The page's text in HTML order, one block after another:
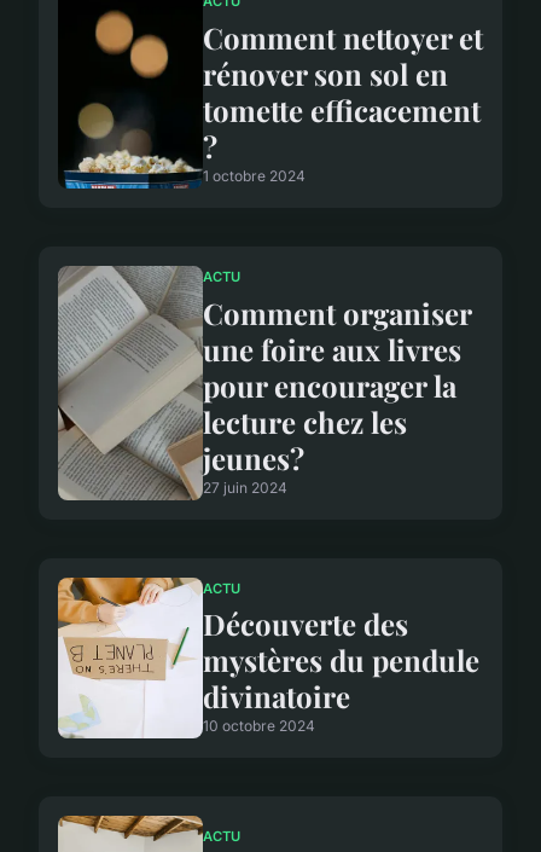
Comment nettoyer et
rénover son sol en
tomette efficacement
?
1 octobre 2024
ACTU
Comment organiser
une foire aux livres
pour encourager la
lecture chez les
jeunes?
27 juin 2024
ACTU
Découverte des
mystères du pendule
divinatoire
10 octobre 2024
ACTU